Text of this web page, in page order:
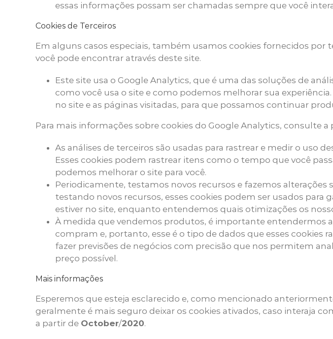
essas informações possam ser chamadas sempre que você
Cookies de Terceiros
Em alguns casos especiais, também usamos cookies fornecidos por
você pode encontrar através deste site.
Este site usa o Google Analytics, que é uma das soluções de
como você usa o site e como podemos melhorar sua
no site e as páginas visitadas, para que possamos continuar
Para mais informações sobre cookies do Google Analytics, consulte a
As análises de terceiros são usadas para rastrear e medir o uso
Esses cookies podem rastrear itens como o tempo que você
podemos melhorar o site para você.
Periodicamente, testamos novos recursos e fazemos
testando novos recursos, esses cookies podem ser usados
estiver no site, enquanto entendemos quais otimizações os
À medida que vendemos produtos, é importante entendermos
compram e, portanto, esse é o tipo de dados que esses cookies
fazer previsões de negócios com precisão que nos permitem
preço possível.
Mais informações
Esperemos que esteja esclarecido e, como mencionado
geralmente é mais seguro deixar os cookies ativados, caso interaja
a partir de October/2020.